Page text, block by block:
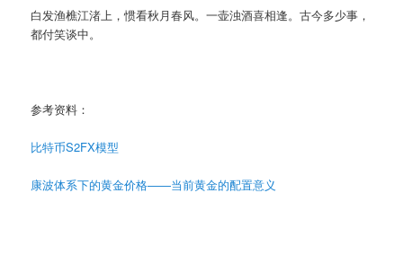
白发渔樵江渚上，惯看秋月春风。一壶浊酒喜相逢。古今多少事，
都付笑谈中。
参考资料：
比特币S2FX模型
康波体系下的黄金价格——当前黄金的配置意义